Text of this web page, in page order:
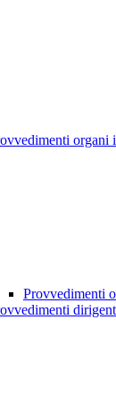
organi
Provvedimenti